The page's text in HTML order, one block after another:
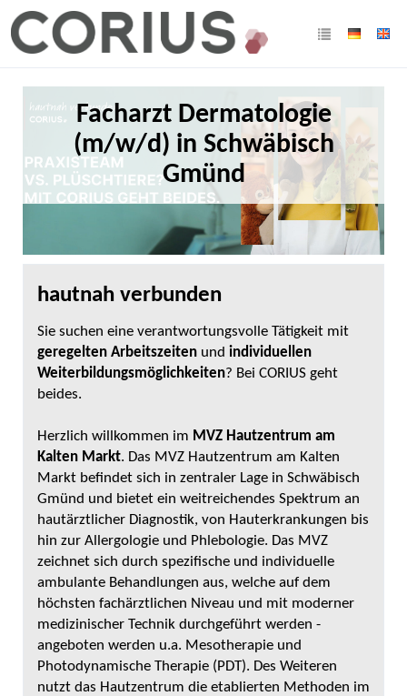
Facharzt Dermatologie
(m/w/d) in Schwäbisch
Gmünd
hautnah verbunden
Sie suchen eine verantwortungsvolle Tätigkeit mit
geregelten Arbeitszeiten und individuellen
Weiterbildungsmöglichkeiten? Bei CORIUS geht
beides.
Herzlich willkommen im MVZ Hautzentrum am
Kalten Markt. Das MVZ Hautzentrum am Kalten
Markt befindet sich in zentraler Lage in Schwäbisch
Gmünd und bietet ein weitreichendes Spektrum an
hautärztlicher Diagnostik, von Hauterkrankungen bis
hin zur Allergologie und Phlebologie. Das MVZ
zeichnet sich durch spezifische und individuelle
ambulante Behandlungen aus, welche auf dem
höchsten fachärztlichen Niveau und mit moderner
medizinischer Technik durchgeführt werden -
angeboten werden u.a. Mesotherapie und
Photodynamische Therapie (PDT). Des Weiteren
nutzt das Hautzentrum die etablierten Methoden im